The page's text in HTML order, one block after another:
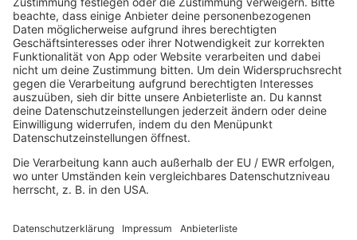
AKTUELL
Aktuelles von den R.SH Schleswig-Holstein-Reportern
Jobbörse
MUSIK
Unsere Musikstreams
Titelsuche
Konzerte und Events